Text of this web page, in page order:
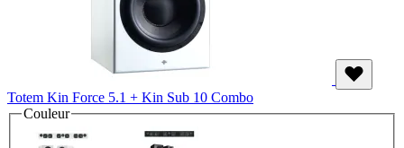
Totem Kin Force 5.1 + Kin Sub 10 Combo
Couleur